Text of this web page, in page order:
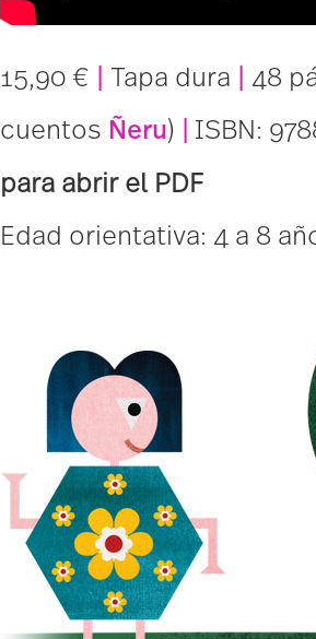
15,90 € | Tapa dura | 48
cuentos Ñeru) | ISBN:
para abrir el PDF
Edad orientativa: 4 a 8